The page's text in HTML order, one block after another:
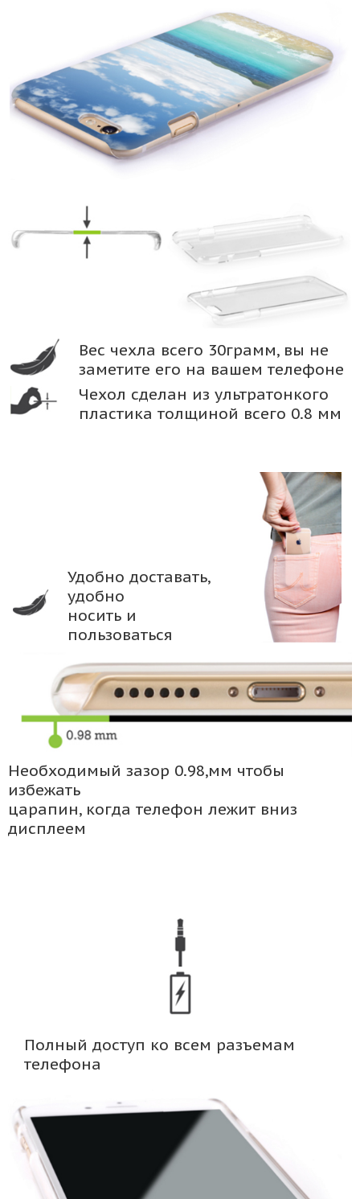
Вес чехла всего 30грамм, вы не
заметите его на вашем телефоне
Чехол сделан из ультратонкого
пластика толщиной всего 0.8 мм
Удобно доставать,
удобно
носить и
пользоваться
Необходимый зазор 0.98,мм чтобы
избежать
царапин, когда телефон лежит вниз
дисплеем
Полный доступ ко всем разъемам
телефона